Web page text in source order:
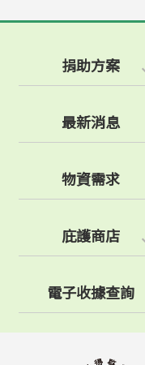
捐助方案
最新消息
物資需求
庇護商店
電子收據查詢